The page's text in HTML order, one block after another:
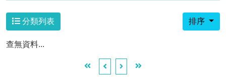
分類列表 排序
查無資料...